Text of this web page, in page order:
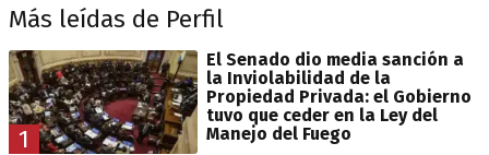
Más leídas de Perfil
1
El Senado dio media sanción a
la Inviolabilidad de la
Propiedad Privada: el Gobierno
tuvo que ceder en la Ley del
Manejo del Fuego